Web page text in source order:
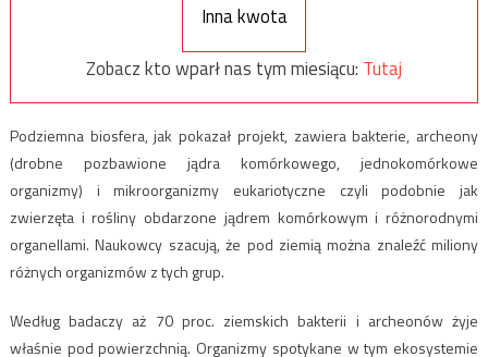
Inna kwota
Zobacz kto wparł nas tym miesiącu: Tutaj
Podziemna biosfera, jak pokazał projekt, zawiera bakterie, archeony
(drobne pozbawione jądra komórkowego, jednokomórkowe
organizmy) i mikroorganizmy eukariotyczne czyli podobnie jak
zwierzęta i rośliny obdarzone jądrem komórkowym i różnorodnymi
organellami. Naukowcy szacują, że pod ziemią można znaleźć miliony
różnych organizmów z tych grup.
Według badaczy aż 70 proc. ziemskich bakterii i archeonów żyje
właśnie pod powierzchnią. Organizmy spotykane w tym ekosystemie